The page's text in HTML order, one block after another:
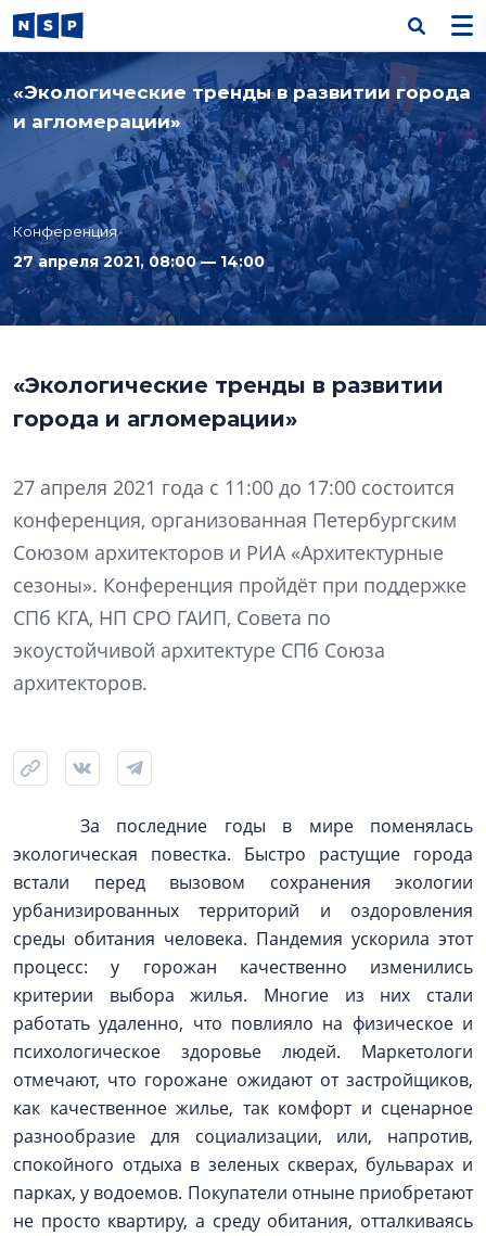
«Экологические тренды в развитии города
и агломерации»
Конференция
27 апреля 2021, 08:00 — 14:00
«Экологические тренды в развитии
города и агломерации»
27 апреля 2021 года с 11:00 до 17:00 состоится
конференция, организованная Петербургским
Союзом архитекторов и РИА «Архитектурные
сезоны». Конференция пройдёт при поддержке
СПб КГА, НП СРО ГАИП, Совета по
экоустойчивой архитектуре СПб Союза
архитекторов.
За последние годы в мире поменялась
экологическая повестка. Быстро растущие города
встали перед вызовом сохранения экологии
урбанизированных территорий и оздоровления
среды обитания человека. Пандемия ускорила этот
процесс: у горожан качественно изменились
критерии выбора жилья. Многие из них стали
работать удаленно, что повлияло на физическое и
психологическое здоровье людей. Маркетологи
отмечают, что горожане ожидают от застройщиков,
как качественное жилье, так комфорт и сценарное
разнообразие для социализации, или, напротив,
спокойного отдыха в зеленых скверах, бульварах и
парках, у водоемов. Покупатели отныне приобретают
не просто квартиру, а среду обитания, отталкиваясь